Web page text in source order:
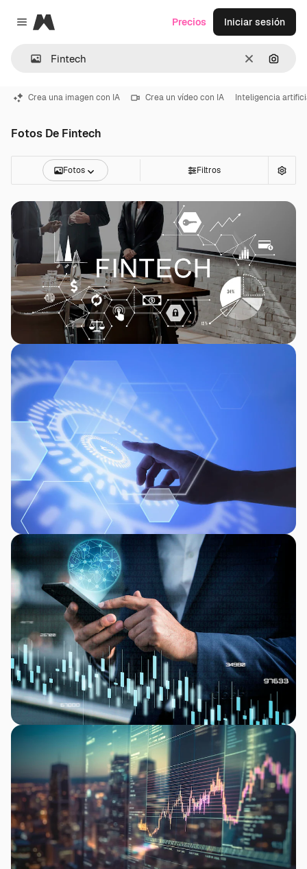
Close menu
Magnific
Borrar
Precios Iniciar sesión
Crea una imagen con IA Crea un vídeo con IA Inteligencia
Fotos De Fintech
Fotos Filtros